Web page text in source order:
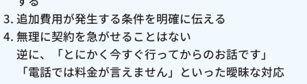
追加費用が発生する条件を明確に伝える
無理に契約を急がせることはない
逆に、「とにかく今すぐ行ってからのお話です」
「電話では料金が言えません」といった曖昧な対応